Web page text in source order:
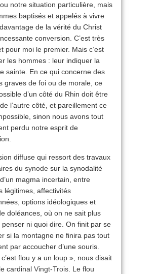
notre situation particulière, mais
baptisés et appelés à vivre
de la vérité du Christ
conversion. C’est très
pour moi le premier. Mais c’est
les hommes : leur indiquer la
sainte. En ce qui concerne des
graves de foi ou de morale, ce
d’un côté du Rhin doit être
l’autre côté, et pareillement ce
sinon nous avons tout
perdu notre esprit de
diffuse qui ressort des travaux
du synode sur la synodalité
magma incertain, entre
légitimes, affectivités
options idéologiques et
doléances, où on ne sait plus
penser ni quoi dire. On finit par se
si la montagne ne finira pas tout
par accoucher d’une souris.
flou y a un loup », nous disait
cardinal Vingt-Trois . Le flou